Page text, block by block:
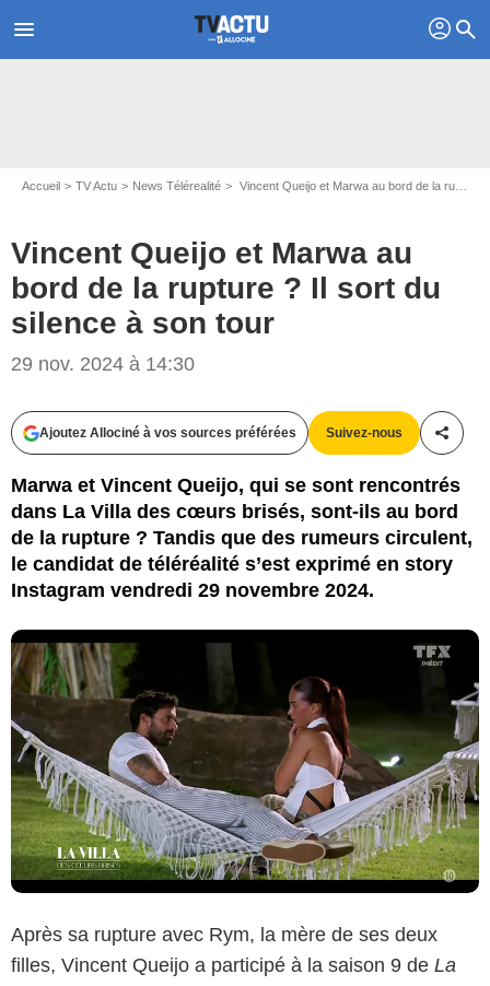
menu profil search
Accueil TV Actu News Télérealité Vincent Queijo et Marwa au bord de la rupture ? Il sort du silence à son tour
Vincent Queijo et Marwa au
bord de la rupture ? Il sort du
silence à son tour
29 nov. 2024 à 14:30
Ajoutez Allociné à vos sources préférées Suivez-nous
Marwa et Vincent Queijo, qui se sont rencontrés
dans La Villa des cœurs brisés, sont-ils au bord
de la rupture ? Tandis que des rumeurs circulent,
le candidat de téléréalité s’est exprimé en story
Instagram vendredi 29 novembre 2024.
Après sa rupture avec Rym, la mère de ses deux
filles, Vincent Queijo a participé à la saison 9 de La